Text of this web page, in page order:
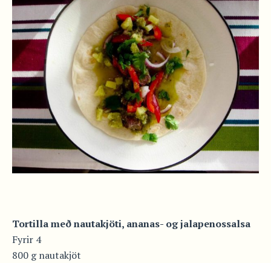
Tortilla með nautakjöti, ananas- og jalapenossalsa
Fyrir 4
800 g nautakjöt